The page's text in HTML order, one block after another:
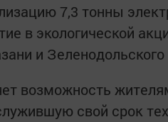
7,3 тонны
в экологической
и Зеленодольского
возможность
свой срок